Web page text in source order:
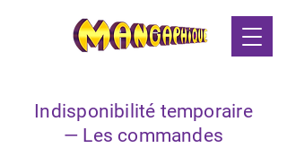
Indisponibilité temporaire
— Les commandes